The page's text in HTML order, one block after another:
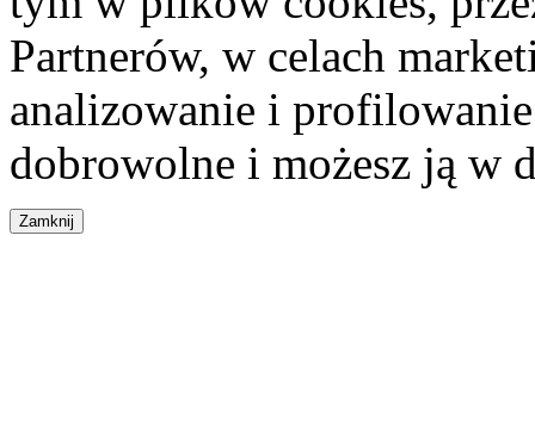
Partnerów, w celach
analizowanie i
dobrowolne i możesz ją w